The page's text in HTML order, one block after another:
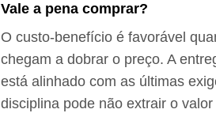
Vale a pena comprar?
O custo‑benefício é favorável
chegam a dobrar o preço. A
está alinhado com as últimas
disciplina pode não extrair o valor